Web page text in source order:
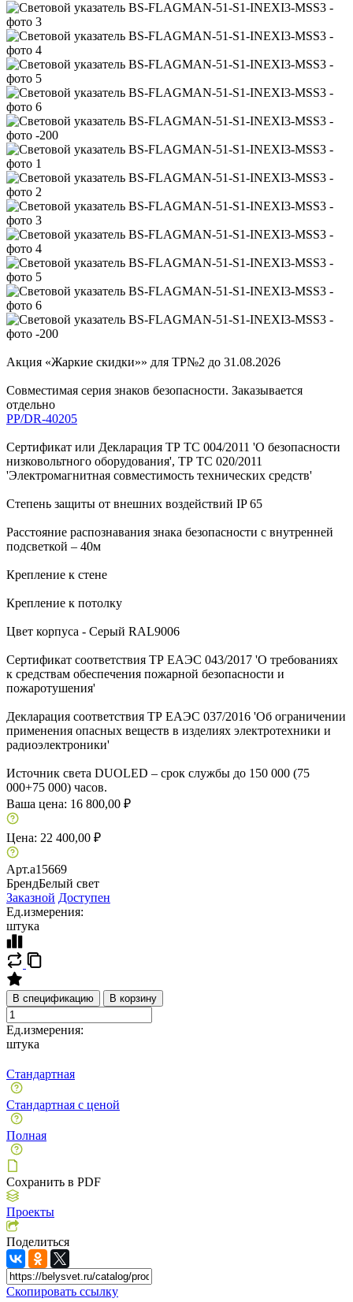
Акция «Жаркие скидки»» для ТР№2 до 31.08.2026
Совместимая серия знаков безопасности. Заказывается
отдельно
PP/DR-40205
Сертификат или Декларация ТР ТС 004/2011 'О безопасности
низковольтного оборудования', ТР ТС 020/2011
'Электромагнитная совместимость технических средств'
Степень защиты от внешних воздействий IP 65
Расстояние распознавания знака безопасности с внутренней
подсветкой – 40м
Крепление к стене
Крепление к потолку
Цвет корпуса - Серый RAL9006
Сертификат соответствия ТР ЕАЭС 043/2017 'О требованиях
к средствам обеспечения пожарной безопасности и
пожаротушения'
Декларация соответствия ТР ЕАЭС 037/2016 'Об ограничении
применения опасных веществ в изделиях электротехники и
радиоэлектроники'
Источник света DUOLED – срок службы до 150 000 (75
000+75 000) часов.
Ваша цена: 16 800,00 ₽
Цена: 22 400,00 ₽
Арт.a15669
БрендБелый свет
Заказной Доступен
Ед.измерения:
штука
В спецификацию В корзину
Ед.измерения:
штука
Стандартная
Стандартная с ценой
Полная
Сохранить в PDF
Проекты
Поделиться
Скопировать ссылку